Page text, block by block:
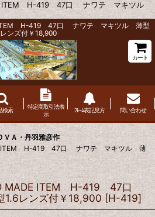
ITEM H-419 47口 ナワテ マキツル
ITEM H-419 47口 ナワテ マキツル 薄型
ンズ付￥18,900
カート
検索
特定商取引法表
示
ﾌﾚｰﾑ表記見方 問い合わせ
ＶＡ・丹羽雅彦作
ITEM H-419 47口 ナワテ マキツル 薄
MADE ITEM H-419 47口
レンズ付￥18,900 [H-419]